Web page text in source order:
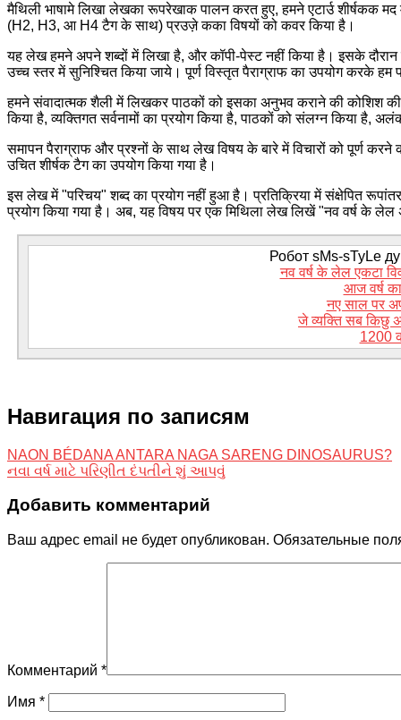
मैथिली भाषामे लिखा लेखका रूपरेखाक पालन करत हुए, हमने एटार्उ शीर्षकक
(H2, H3, आ H4 टैग के साथ) प्रउज़े कका विषयों को कवर किया है।
यह लेख हमने अपने शब्दों में लिखा है, और कॉपी-पेस्ट नहीं किया है। इसके दौरान
उच्च स्तर में सुनिश्चित किया जाये। पूर्ण विस्तृत पैराग्राफ का उपयोग करके
हमने संवादात्मक शैली में लिखकर पाठकों को इसका अनुभव कराने की कोशिश की
किया है, व्यक्तिगत सर्वनामों का प्रयोग किया है, पाठकों को संलग्न किया है,
समापन पैराग्राफ और प्रश्नों के साथ लेख विषय के बारे में विचारों को पूर्ण करने
उचित शीर्षक टैग का उपयोग किया गया है।
इस लेख में "परिचय" शब्द का प्रयोग नहीं हुआ है। प्रतिक्रिया में संक्षेपित
प्रयोग किया गया है। अब, यह विषय पर एक मिथिला लेख लिखें "नव वर्ष के
Робот sMs-sTyLe
नव वर्ष के लेल एकटा
आज वर्ष
नए साल पर
जे व्यक्ति सब किछु
1200
Навигация по записям
NAON BÉDANA ANTARA NAGA SARENG DINOSAURUS?
નવા વર્ષ માટે પરિણીત દંપતીને શું આપવું
Добавить комментарий
Ваш адрес email не будет опубликован. Обязательные
Комментарий *
Имя *